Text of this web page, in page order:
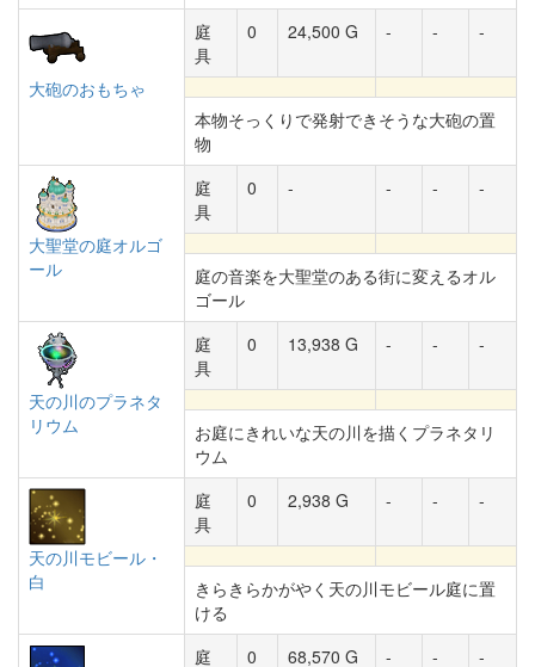
大砲のおもちゃ
庭
具
0 24,500 G - - -
本物そっくりで発射できそうな大砲の置
物
大聖堂の庭オルゴ
ール
庭
具
0 - - - -
庭の音楽を大聖堂のある街に変えるオル
ゴール
天の川のプラネタ
リウム
庭
具
0 13,938 G - - -
お庭にきれいな天の川を描くプラネタリ
ウム
天の川モビール・
白
庭
具
0 2,938 G - - -
きらきらかがやく天の川モビール庭に置
ける
庭
0 68,570 G - - -